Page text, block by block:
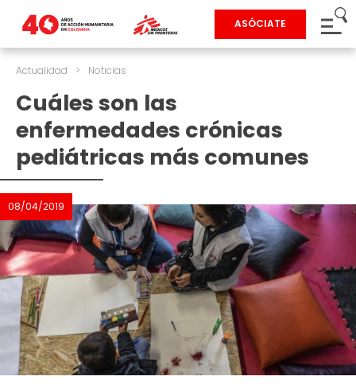
ASÓCIATE
Actualidad > Noticias
Cuáles son las
enfermedades crónicas
pediátricas más comunes
08/04/2019